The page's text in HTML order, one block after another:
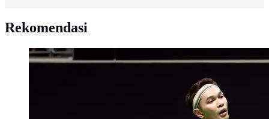
Rekomendasi